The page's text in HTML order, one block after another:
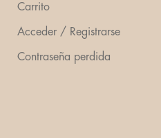
Carrito
Acceder / Registrarse
Contraseña perdida